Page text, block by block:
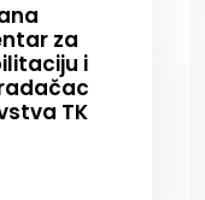
za
i
TK